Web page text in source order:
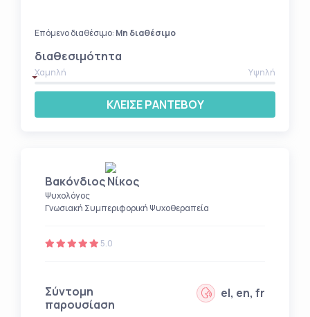
ΚΛΕΙΣΕ ΡΑΝΤΕΒΟΥ
διαθεσιμότητα
Χαμηλή Υψηλή
Επόμενο διαθέσιμο: Μη διαθέσιμο
Βακόνδιος Νίκος
Ψυχολόγος
Γνωσιακή Συμπεριφορική Ψυχοθεραπεία
5.0
Σύντομη
παρουσίαση
el, en, fr